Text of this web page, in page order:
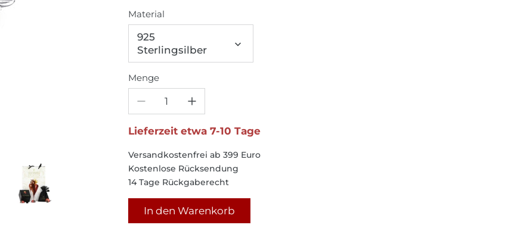
Material
925
Sterlingsilber
Menge
Lieferzeit etwa 7-10 Tage
Versandkostenfrei ab 399 Euro
Kostenlose Rücksendung
14 Tage Rückgaberecht
In den Warenkorb